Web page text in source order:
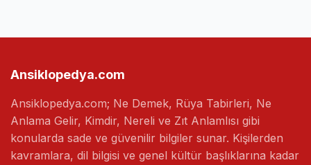
Ansiklopedya.com
Ansiklopedya.com; Ne Demek, Rüya Tabirleri, Ne
Anlama Gelir, Kimdir, Nereli ve Zıt Anlamlısı gibi
konularda sade ve güvenilir bilgiler sunar. Kişilerden
kavramlara, dil bilgisi ve genel kültür başlıklarına kadar